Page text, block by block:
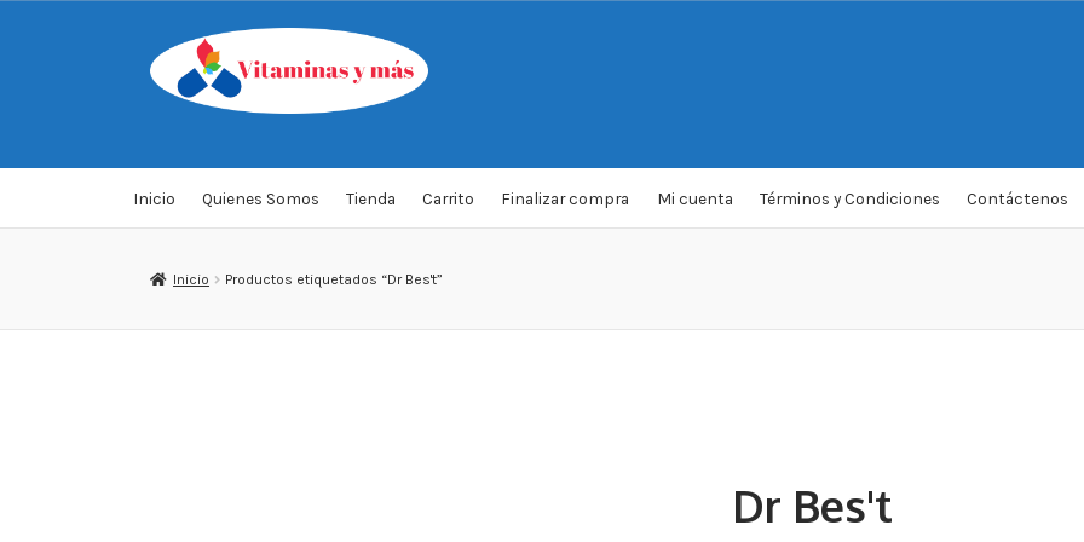
Saltar
a
navegación
al
contenido
Inicio Quienes Somos Tienda Carrito Finalizar compra Mi cuenta Términos y Condiciones Contáctenos
Inicio Productos etiquetados “Dr Bes't”
Dr Bes't